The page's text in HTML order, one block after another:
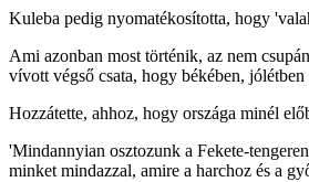
Kuleba pedig nyomatékosította, hogy
Ami azonban most történik, az nem
vívott végső csata, hogy békében,
Hozzátette, ahhoz, hogy országa minél
'Mindannyian osztozunk a Fekete-
minket mindazzal, amire a harchoz és a